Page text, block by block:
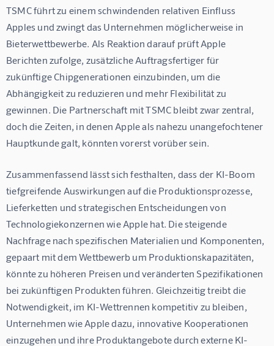
TSMC führt zu einem schwindenden relativen Einfluss
Apples und zwingt das Unternehmen möglicherweise in
Bieterwettbewerbe. Als Reaktion darauf prüft Apple
Berichten zufolge, zusätzliche Auftragsfertiger für
zukünftige Chipgenerationen einzubinden, um die
Abhängigkeit zu reduzieren und mehr Flexibilität zu
gewinnen. Die Partnerschaft mit TSMC bleibt zwar zentral,
doch die Zeiten, in denen Apple als nahezu unangefochtener
Hauptkunde galt, könnten vorerst vorüber sein.
Zusammenfassend lässt sich festhalten, dass der KI-Boom
tiefgreifende Auswirkungen auf die Produktionsprozesse,
Lieferketten und strategischen Entscheidungen von
Technologiekonzernen wie Apple hat. Die steigende
Nachfrage nach spezifischen Materialien und Komponenten,
gepaart mit dem Wettbewerb um Produktionskapazitäten,
könnte zu höheren Preisen und veränderten Spezifikationen
bei zukünftigen Produkten führen. Gleichzeitig treibt die
Notwendigkeit, im KI-Wettrennen kompetitiv zu bleiben,
Unternehmen wie Apple dazu, innovative Kooperationen
einzugehen und ihre Produktangebote durch externe KI-